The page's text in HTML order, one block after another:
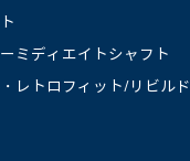
ミディエイトシャフト
レトロフィット/リビルド